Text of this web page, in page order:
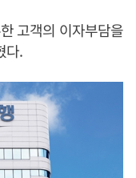
고객의 이자부담을
다.